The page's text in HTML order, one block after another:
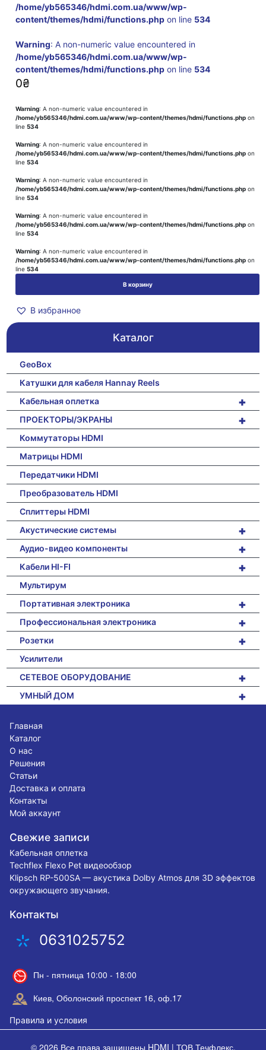
/home/yb565346/hdmi.com.ua/www/wp-
content/themes/hdmi/functions.php on line 534
Warning: A non-numeric value encountered in
/home/yb565346/hdmi.com.ua/www/wp-
content/themes/hdmi/functions.php on line 534
0₴
Warning: A non-numeric value encountered in
/home/yb565346/hdmi.com.ua/www/wp-content/themes/hdmi/functions.php on
line534
Warning: A non-numeric value encountered in
/home/yb565346/hdmi.com.ua/www/wp-content/themes/hdmi/functions.php on
line534
Warning: A non-numeric value encountered in
/home/yb565346/hdmi.com.ua/www/wp-content/themes/hdmi/functions.php on
line534
Warning: A non-numeric value encountered in
/home/yb565346/hdmi.com.ua/www/wp-content/themes/hdmi/functions.php on
line534
Warning: A non-numeric value encountered in
/home/yb565346/hdmi.com.ua/www/wp-content/themes/hdmi/functions.php on
line534
В корзину
В избранное
Каталог
GeoBox
Катушки для кабеля Hannay Reels
+
Кабельная оплетка
+
ПРОЕКТОРЫ/ЭКРАНЫ
Коммутаторы HDMI
Матрицы HDMI
Передатчики HDMI
Преобразователь HDMI
Сплиттеры HDMI
+
Акустические системы
+
Аудио-видео компоненты
+
Кабели HI-FI
Мультирум
+
Портативная электроника
+
Профессиональная электроника
+
Розетки
Усилители
+
СЕТЕВОЕ ОБОРУДОВАНИЕ
+
УМНЫЙ ДОМ
Главная
Каталог
О нас
Решения
Статьи
Доставка и оплата
Контакты
Мой аккаунт
Свежие записи
Кабельная оплетка
Techflex Flexo Pet видеообзор
Klipsch RP-500SA — акустика Dolby Atmos для 3D эффектов
окружающего звучания.
Контакты
0631025752
Пн - пятница 10:00 - 18:00
Киев, Оболонский проспект 16, оф.17
Правила и условия
© 2026 Все права защищены HDMI | ТОВ Течфлекс.